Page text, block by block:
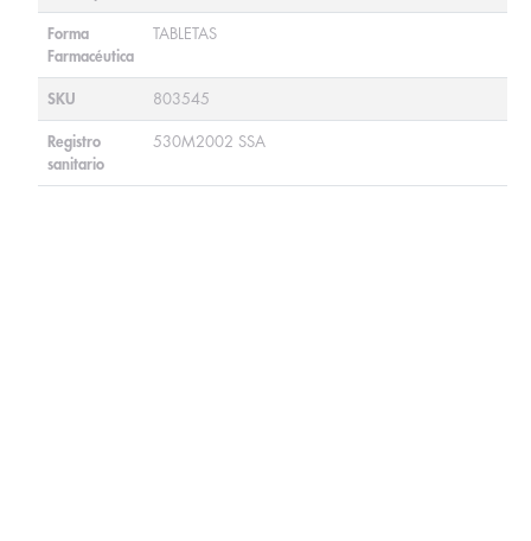
Forma
Farmacéutica
TABLETAS
SKU 803545
Registro
sanitario
530M2002 SSA